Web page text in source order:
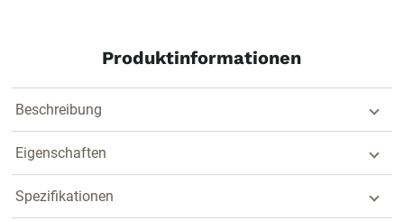
Produktinformationen
Beschreibung
Eigenschaften
Spezifikationen